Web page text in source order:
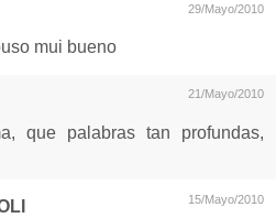
29/Mayo/2010
mui bueno
21/Mayo/2010
que palabras tan profundas,
15/Mayo/2010